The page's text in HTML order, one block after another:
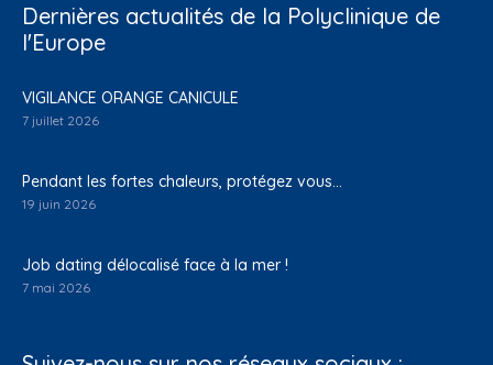
Dernières actualités de la Polyclinique de
l'Europe
VIGILANCE ORANGE CANICULE
7 juillet 2026
Pendant les fortes chaleurs, protégez vous…
19 juin 2026
Job dating délocalisé face à la mer !
7 mai 2026